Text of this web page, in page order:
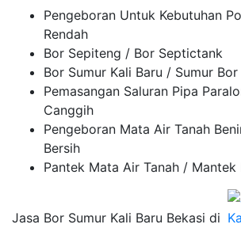
Pengeboran Untuk Kebutuhan
Rendah
Bor Sepiteng / Bor Septictank
Bor Sumur Kali Baru / Sumur Bor
Pemasangan Saluran Pipa
Canggih
Pengeboran Mata Air Tanah
Bersih
Pantek Mata Air Tanah / Mantek
Jasa Bor Sumur Kali Baru Bekasi di